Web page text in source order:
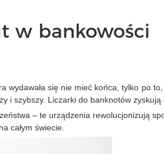
w bankowości
wydawała się nie mieć końca, tylko po
i szybszy. Liczarki do banknotów
– te urządzenia rewolucjonizują
całym świecie.